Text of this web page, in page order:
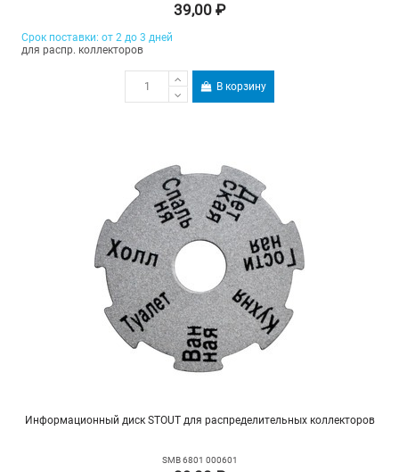
39,00 ₽
Срок поставки: от 2 до 3 дней
для распр. коллекторов
В корзину
Информационный диск STOUT для распределительных коллекторов
SMB 6801 000601